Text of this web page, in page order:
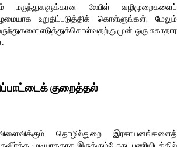
மருந்துகளுக்கான லேபிள் வழிமுறைகளைப்
உறுதிப்படுத்திக் கொள்ளுங்கள், மேலும்
எடுத்துக்கொள்வதற்கு முன் ஒரு சுகாதார
குறைத்தல்
தொழில்துறை இரசாயனங்களைத்